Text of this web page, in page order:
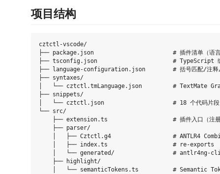
项目结构
cztctl-vscode/
├── package.json                       # 插件清单（语言注
├── tsconfig.json                      # TypeScript 编
├── language-configuration.json        # 括号匹配/注释/
├── syntaxes/
│   └── cztctl.tmLanguage.json         # TextMate
├── snippets/
│   └── cztctl.json                    # 18 个代码片段
└── src/
├── extension.ts                   # 插件入口（注
    ├── parser/
│   ├── Cztctl.g4                  # ANTLR4
    │   ├── index.ts                   # re-exports
│   └── generated/                 # antlr4ng-
    ├── highlight/
│   └── semanticTokens.ts          # Semantic